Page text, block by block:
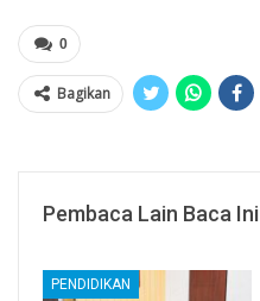
0
Bagikan
Pembaca Lain Baca Ini
PENDIDIKAN